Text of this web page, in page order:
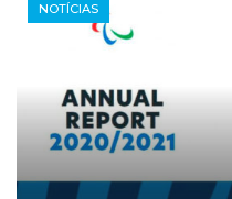
NOTÍCIAS